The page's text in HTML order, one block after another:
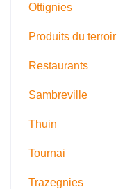
Ottignies
Produits du terroir
Restaurants
Sambreville
Thuin
Tournai
Trazegnies